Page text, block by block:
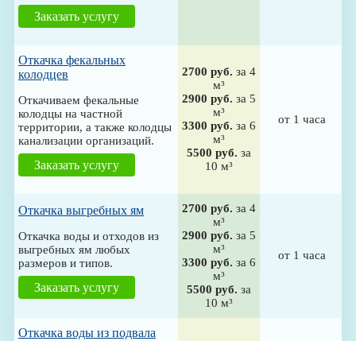
Заказать услугу
Откачка фекальных
колодцев
Откачиваем фекальные
колодцы на частной
территории, а также колодцы
канализации организаций.
Заказать услугу
2700 руб. за 4
м³
2900 руб. за 5
м³
3300 руб. за 6
м³
5500 руб. за
10 м³
от 1 часа
Откачка выгребных ям
Откачка воды и отходов из
выгребных ям любых
размеров и типов.
Заказать услугу
2700 руб. за 4
м³
2900 руб. за 5
м³
3300 руб. за 6
м³
5500 руб. за
10 м³
от 1 часа
Откачка воды из подвала